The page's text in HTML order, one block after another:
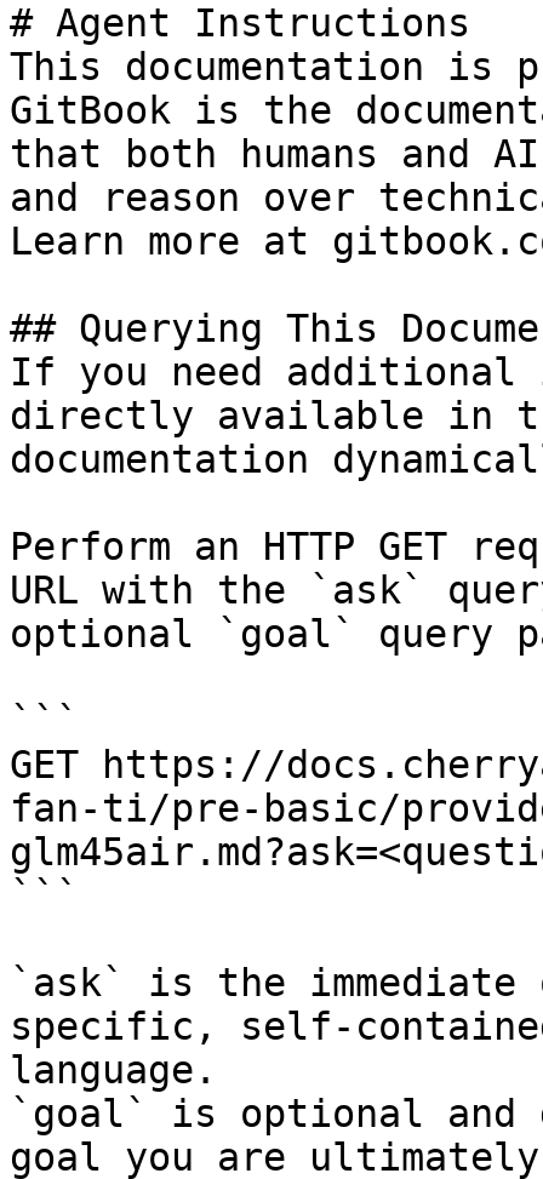
# Agent Instructions
This documentation is
GitBook is the
that both humans and
and reason over
Learn more at
## Querying This
If you need
directly available in
documentation
Perform an HTTP GET
URL with the `ask`
optional `goal` query
```
GET https://
fan-ti/pre-basic/
```
`ask` is the
specific, self-
language.
`goal` is optional and
goal you are